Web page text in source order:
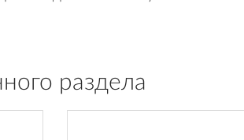
раздела